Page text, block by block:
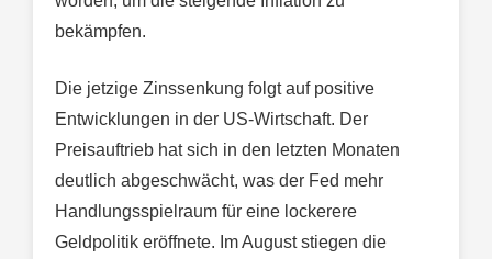
bekämpfen.
Die jetzige Zinssenkung folgt auf positive
Entwicklungen in der US-Wirtschaft. Der
Preisauftrieb hat sich in den letzten Monaten
deutlich abgeschwächt, was der Fed mehr
Handlungsspielraum für eine lockerere
Geldpolitik eröffnete. Im August stiegen die